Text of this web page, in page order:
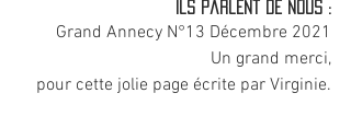
Ils parlent de nous :
Grand Annecy N°13 Décembre 2021
Un grand merci,
pour cette jolie page écrite par Virginie.